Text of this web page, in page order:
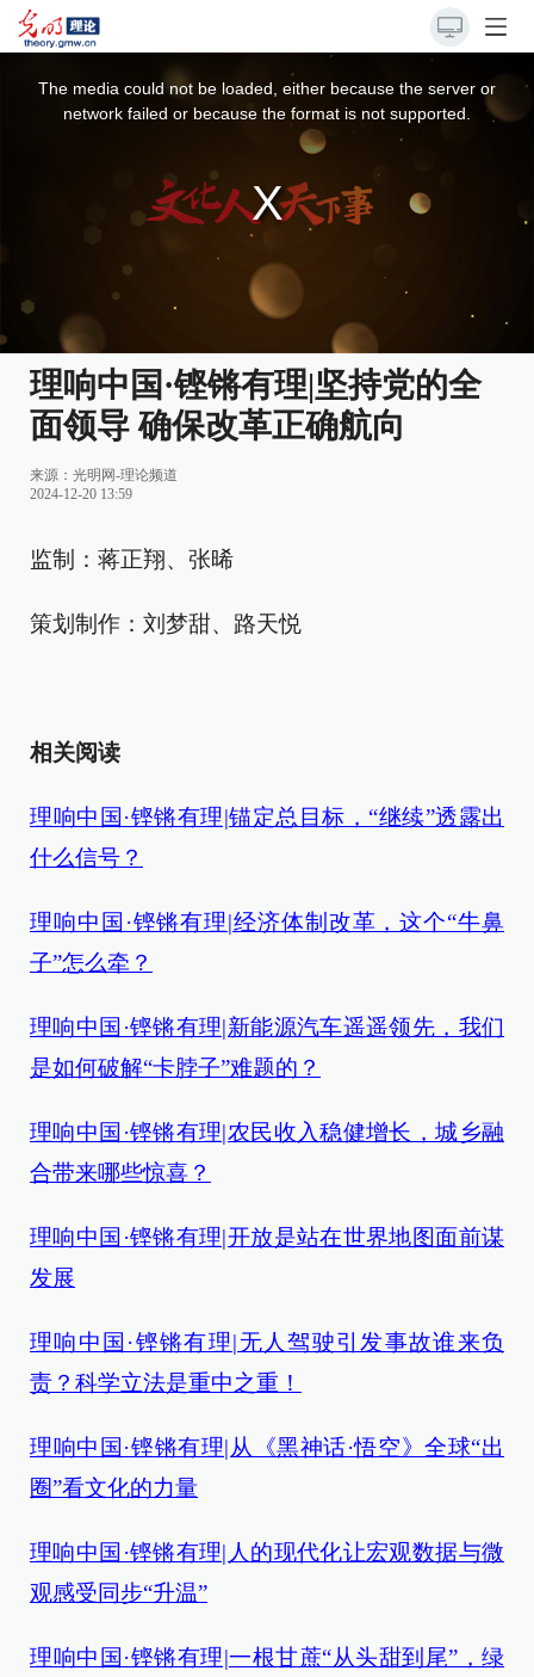
The media could not be loaded, either because the server or
network failed or because the format is not supported.
理响中国·铿锵有理|坚持党的全
面领导 确保改革正确航向
来源： 光明网-理论频道
2024-12-20 13:59
监制：蒋正翔、张晞
策划制作：刘梦甜、路天悦
相关阅读
理响中国·铿锵有理|锚定总目标，“继续”透露出
什么信号？
理响中国·铿锵有理|经济体制改革，这个“牛鼻
子”怎么牵？
理响中国·铿锵有理|新能源汽车遥遥领先，我们
是如何破解“卡脖子”难题的？
理响中国·铿锵有理|农民收入稳健增长，城乡融
合带来哪些惊喜？
理响中国·铿锵有理|开放是站在世界地图面前谋
发展
理响中国·铿锵有理|无人驾驶引发事故谁来负
责？科学立法是重中之重！
理响中国·铿锵有理|从《黑神话·悟空》全球“出
圈”看文化的力量
理响中国·铿锵有理|人的现代化让宏观数据与微
观感受同步“升温”
理响中国·铿锵有理|一根甘蔗“从头甜到尾”，绿